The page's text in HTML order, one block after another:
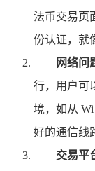
法币交易页
份认证，就
网络问
行，用户可
境，如从
好的通信线
交易平